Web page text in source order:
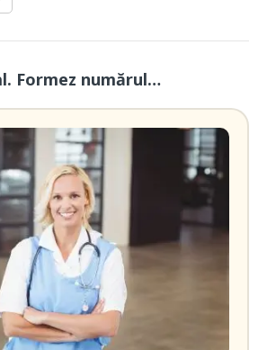
Formez numărul…